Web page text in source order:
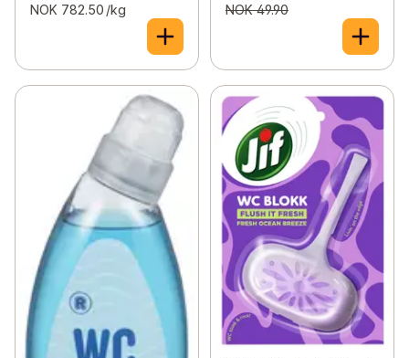
NOK 782.50 /kg NOK 49.90